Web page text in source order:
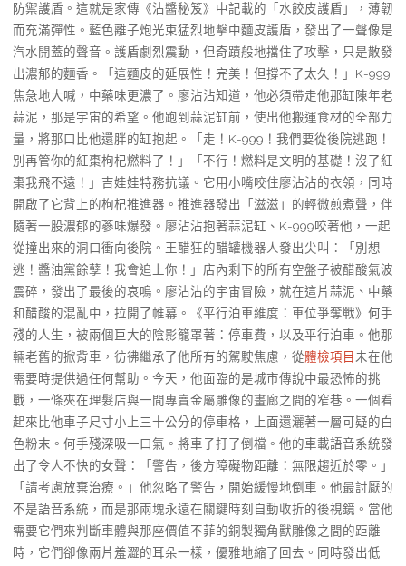
防禦護盾。這就是家傳《沾醬秘笈》中記載的「水餃皮護盾」，薄韌
而充滿彈性。藍色離子炮光束猛烈地擊中麵皮護盾，發出了一聲像是
汽水開蓋的聲音。護盾劇烈震動，但奇蹟般地擋住了攻擊，只是散發
出濃郁的麵香。「這麵皮的延展性！完美！但撐不了太久！」K-999
焦急地大喊，中藥味更濃了。廖沾沾知道，他必須帶走他那缸陳年老
蒜泥，那是宇宙的希望。他跑到蒜泥缸前，使出他搬運食材的全部力
量，將那口比他還胖的缸抱起。「走！K-999！我們要從後院逃跑！
別再管你的紅棗枸杞燃料了！」「不行！燃料是文明的基礎！沒了紅
棗我飛不遠！」吉娃娃特務抗議。它用小嘴咬住廖沾沾的衣領，同時
開啟了它背上的枸杞推進器。推進器發出「滋滋」的輕微煎煮聲，伴
隨著一股濃郁的蔘味爆發。廖沾沾抱著蒜泥缸、K-999咬著他，一起
從撞出來的洞口衝向後院。王醋狂的醋罐機器人發出尖叫：「別想
逃！醬油黨餘孽！我會追上你！」店內剩下的所有空盤子被醋酸氣波
震碎，發出了最後的哀鳴。廖沾沾的宇宙冒險，就在這片蒜泥、中藥
和醋酸的混亂中，拉開了帷幕。《平行泊車維度：車位爭奪戰》何手
殘的人生，被兩個巨大的陰影籠罩著：停車費，以及平行泊車。他那
輛老舊的掀背車，彷彿繼承了他所有的駕駛焦慮，從體檢項目未在他
需要時提供過任何幫助。今天，他面臨的是城市傳說中最恐怖的挑
戰，一條夾在理髮店與一間專賣金屬雕像的畫廊之間的窄巷。一個看
起來比他車子尺寸小上三十公分的停車格，上面還灑著一層可疑的白
色粉末。何手殘深吸一口氣。將車子打了倒檔。他的車載語音系統發
出了令人不快的女聲：「警告，後方障礙物距離：無限趨近於零。」
「請考慮放棄治療。」他忽略了警告，開始緩慢地倒車。他最討厭的
不是語音系統，而是那兩塊永遠在關鍵時刻自動收折的後視鏡。當他
需要它們來判斷車體與那座價值不菲的銅製獨角獸雕像之間的距離
時，它們卻像兩片羞澀的耳朵一樣，優雅地縮了回去。同時發出低